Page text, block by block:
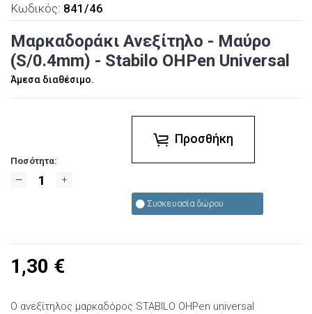
Κωδικός: 841/46
Μαρκαδοράκι Ανεξίτηλο - Μαύρο
(S/0.4mm) - Stabilo OHPen Universal
Άμεσα διαθέσιμο.
Ποσότητα:
Προσθήκη
Συσκευασία δώρου
1,30 €
Ο ανεξίτηλος μαρκαδόρος STABILO OHPen universal